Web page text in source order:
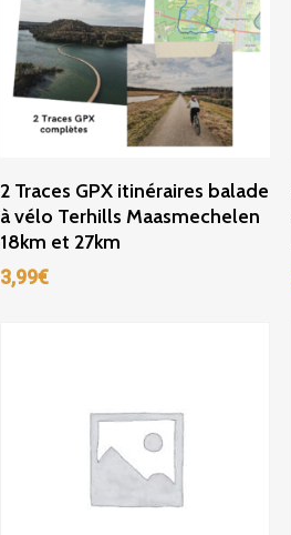
Ajouter Au Panier
2 Traces GPX itinéraires balade
à vélo Terhills Maasmechelen
18km et 27km
3,99€